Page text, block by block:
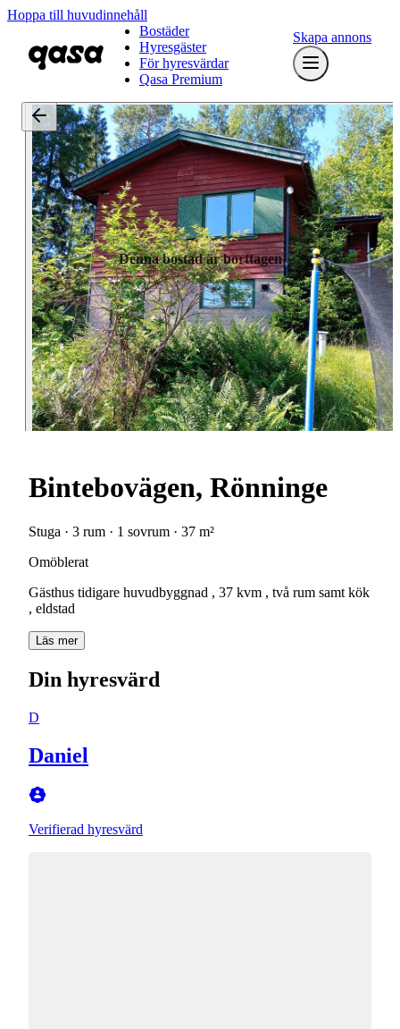
Hoppa till huvudinnehåll
Bostäder
Hyresgäster
För hyresvärdar
Qasa Premium
Skapa annons
Denna bostad är borttagen
Bintebovägen, Rönninge
Stuga · 3 rum · 1 sovrum · 37 m²
Omöblerat
Gästhus tidigare huvudbyggnad , 37 kvm , två rum samt kök
, eldstad
Läs mer
Din hyresvärd
D
Daniel
Verifierad hyresvärd